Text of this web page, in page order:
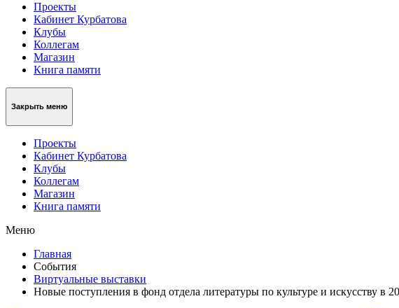
Проекты
Кабинет Курбатова
Клубы
Коллегам
Магазин
Книга памяти
Закрыть меню
Проекты
Кабинет Курбатова
Клубы
Коллегам
Магазин
Книга памяти
Меню
Главная
События
Виртуальные выставки
Новые поступления в фонд отдела литературы по культуре и искусству в